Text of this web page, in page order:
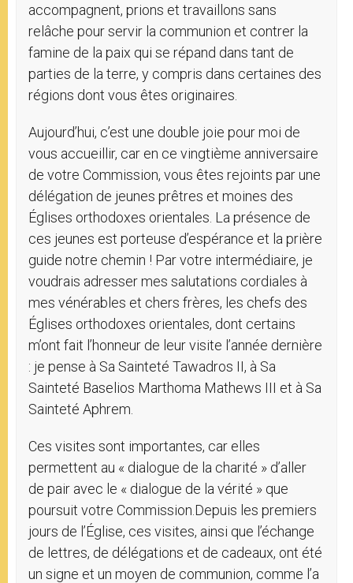
accompagnent, prions et travaillons sans
relâche pour servir la communion et contrer la
famine de la paix qui se répand dans tant de
parties de la terre, y compris dans certaines des
régions dont vous êtes originaires.
Aujourd’hui, c’est une double joie pour moi de
vous accueillir, car en ce vingtième anniversaire
de votre Commission, vous êtes rejoints par une
délégation de jeunes prêtres et moines des
Églises orthodoxes orientales. La présence de
ces jeunes est porteuse d’espérance et la prière
guide notre chemin ! Par votre intermédiaire, je
voudrais adresser mes salutations cordiales à
mes vénérables et chers frères, les chefs des
Églises orthodoxes orientales, dont certains
m’ont fait l’honneur de leur visite l’année dernière
: je pense à Sa Sainteté Tawadros II, à Sa
Sainteté Baselios Marthoma Mathews III et à Sa
Sainteté Aphrem.
Ces visites sont importantes, car elles
permettent au « dialogue de la charité » d’aller
de pair avec le « dialogue de la vérité » que
poursuit votre Commission.Depuis les premiers
jours de l’Église, ces visites, ainsi que l’échange
de lettres, de délégations et de cadeaux, ont été
un signe et un moyen de communion, comme l’a